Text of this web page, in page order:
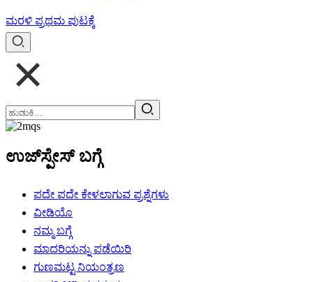
ಮರಳಿ ಪ್ರಥಮ ಪುಟಕ್ಕೆ
ಉಜ್‌ಸ್ಪೇಸ್ ಬಗ್ಗೆ
ಪದೇ ಪದೇ ಕೇಳಲಾಗುವ ಪ್ರಶ್ನೆಗಳು
ವೀಡಿಯೊ
ನಮ್ಮ ಬಗ್ಗೆ
ಮಾದರಿಯನ್ನು ಪಡೆಯಿರಿ
ಗುಣಮಟ್ಟ ನಿಯಂತ್ರಣ